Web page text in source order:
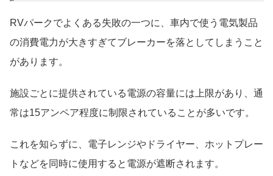
RVパークでよくある失敗の一つに、車内で使う電気製品
の消費電力が大きすぎてブレーカーを落としてしまうこと
があります。
施設ごとに提供されている電源の容量には上限があり、通
常は15アンペア程度に制限されていることが多いです。
これを知らずに、電子レンジやドライヤー、ホットプレー
トなどを同時に使用すると電源が遮断されます。